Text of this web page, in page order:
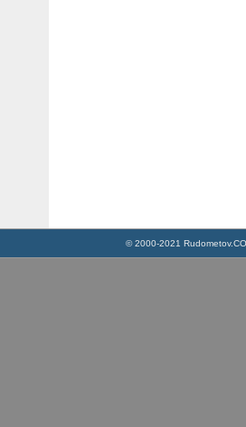
© 2000-2021